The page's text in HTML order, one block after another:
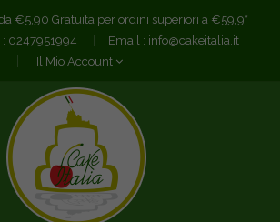
€5,90 Gratuita per ordini superiori a €59,9*
0247951994 Email : info@cakeitalia.it
Il Mio Account